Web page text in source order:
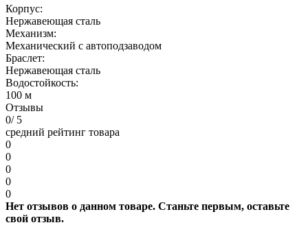
Корпус:
Нержавеющая сталь
Механизм:
Механический с автоподзаводом
Браслет:
Нержавеющая сталь
Водостойкость:
100 м
Отзывы
0/ 5
средний рейтинг товара
0
0
0
0
0
Нет отзывов о данном товаре. Станьте первым, оставьте
свой отзыв.